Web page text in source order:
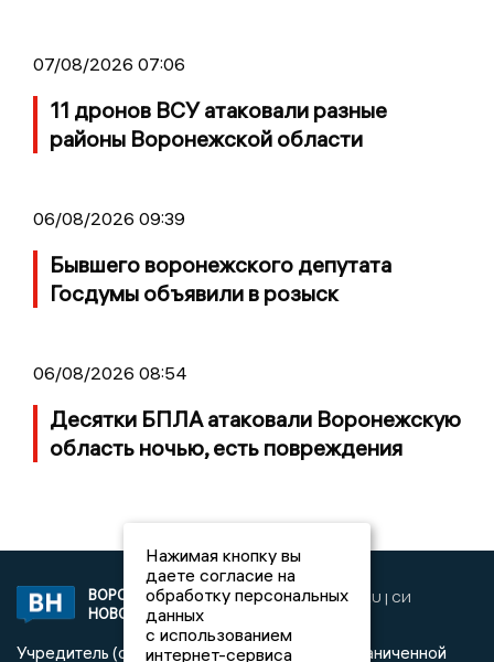
07/08/2026 07:06
11 дронов ВСУ атаковали разные
районы Воронежской области
06/08/2026 09:39
Бывшего воронежского депутата
Госдумы объявили в розыск
06/08/2026 08:54
Десятки БПЛА атаковали Воронежскую
область ночью, есть повреждения
ВОРОНЕЖСКИЕ
НОВОСТИ
2019 © VORONEZHNEWS.RU | СИ
«Воронежские новости»
Учредитель (соучредители): Общество с ограниченной
Нажимая кнопку вы
даете согласие на
обработку персональных
данных
с использованием
интернет-сервиса